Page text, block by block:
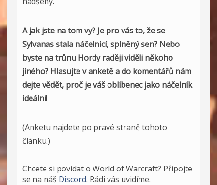
A jak jste na tom vy? Je pro vás to, že se
Sylvanas stala náčelnicí, splněný sen? Nebo
byste na trůnu Hordy raději viděli někoho
jiného? Hlasujte v anketě a do komentářů nám
dejte vědět, proč je váš oblíbenec jako náčelník
ideální!
(Anketu najdete po pravé straně tohoto
článku.)
Chcete si povídat o World of Warcraft? Připojte
se na náš Discord. Rádi vás uvidíme.